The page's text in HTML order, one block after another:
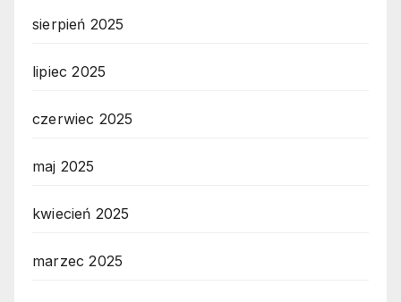
sierpień 2025
lipiec 2025
czerwiec 2025
maj 2025
kwiecień 2025
marzec 2025